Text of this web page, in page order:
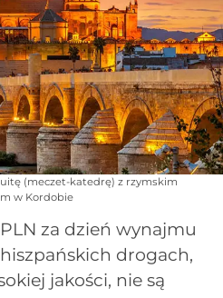
(meczet-katedrę) z rzymskim
w Kordobie
za dzień wynajmu
drogach,
jakości, nie są